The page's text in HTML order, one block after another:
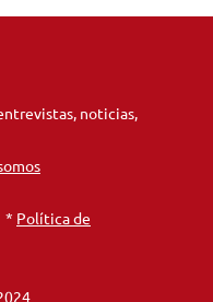
noticias,
* Política de